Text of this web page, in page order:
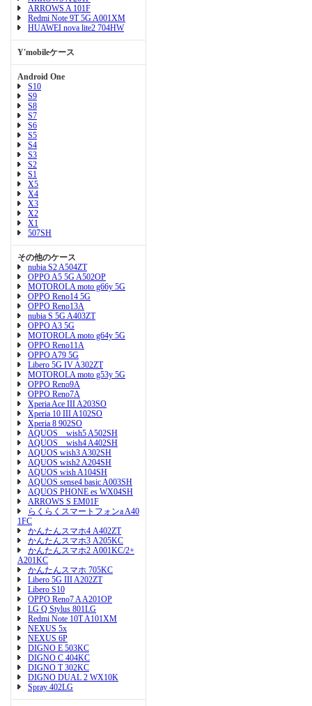
ARROWS A 101F
Redmi Note 9T 5G A001XM
HUAWEI nova lite2 704HW
Y'mobileケース
Android One
S10
S9
S8
S7
S6
S5
S4
S3
S2
S1
X5
X4
X3
X2
X1
507SH
その他のケース
nubia S2 A504ZT
OPPO A5 5G A502OP
MOTOROLA moto g66y 5G
OPPO Reno14 5G
OPPO Reno13A
nubia S 5G A403ZT
OPPO A3 5G
MOTOROLA moto g64y 5G
OPPO Reno11A
OPPO A79 5G
Libero 5G IV A302ZT
MOTOROLA moto g53y 5G
OPPO Reno9A
OPPO Reno7A
Xperia Ace III A203SO
Xperia 10 III A102SO
Xperia 8 902SO
AQUOS wish5 A502SH
AQUOS wish4 A402SH
AQUOS wish3 A302SH
AQUOS wish2 A204SH
AQUOS wish A104SH
AQUOS sense4 basic A003SH
AQUOS PHONE es WX04SH
ARROWS S EM01F
らくらくスマートフォンa A40
1FC
かんたんスマホ4 A402ZT
かんたんスマホ3 A205KC
かんたんスマホ2 A001KC/2+
A201KC
かんたんスマホ 705KC
Libero 5G III A202ZT
Libero S10
OPPO Reno7 A A201OP
LG Q Stylus 801LG
Redmi Note 10T A101XM
NEXUS 5x
NEXUS 6P
DIGNO E 503KC
DIGNO C 404KC
DIGNO T 302KC
DIGNO DUAL 2 WX10K
Spray 402LG